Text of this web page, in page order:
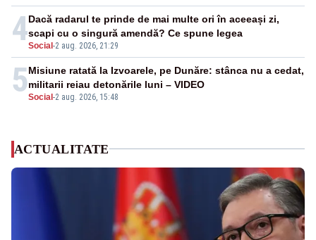
4Social-2 aug. 2026, 21:29
Dacă radarul te prinde de mai multe ori în aceeași zi,
scapi cu o singură amendă? Ce spune legea
5Social-2 aug. 2026, 15:48
Misiune ratată la Izvoarele, pe Dunăre: stânca nu a cedat,
militarii reiau detonările luni – VIDEO
ACTUALITATE